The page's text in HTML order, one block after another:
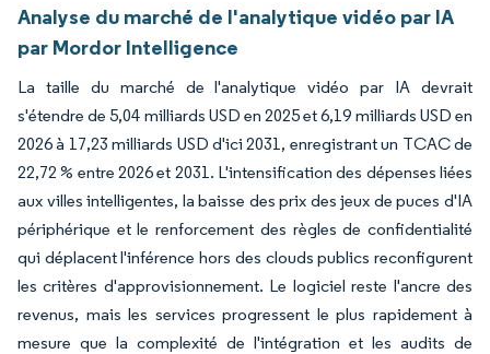
Analyse du marché de l'analytique vidéo par IA
par Mordor Intelligence
La taille du marché de l'analytique vidéo par IA devrait
s'étendre de 5,04 milliards USD en 2025 et 6,19 milliards USD en
2026 à 17,23 milliards USD d'ici 2031, enregistrant un TCAC de
22,72 % entre 2026 et 2031. L'intensification des dépenses liées
aux villes intelligentes, la baisse des prix des jeux de puces d'IA
périphérique et le renforcement des règles de confidentialité
qui déplacent l'inférence hors des clouds publics reconfigurent
les critères d'approvisionnement. Le logiciel reste l'ancre des
revenus, mais les services progressent le plus rapidement à
mesure que la complexité de l'intégration et les audits de